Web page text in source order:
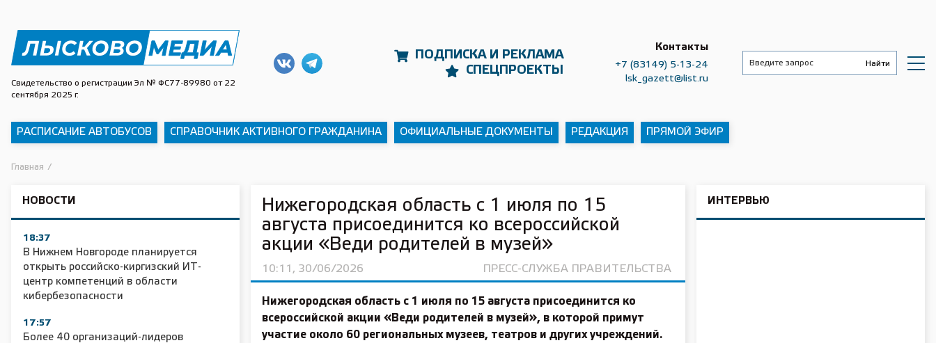
Свидетельство о регистрации Эл № ФС77-89980 от 22
сентября 2025 г.
ПОДПИСКА И РЕКЛАМА
СПЕЦПРОЕКТЫ
Контакты
+7 (83149) 5-13-24
lsk_gazett@list.ru
РАСПИСАНИЕ АВТОБУСОВ СПРАВОЧНИК АКТИВНОГО ГРАЖДАНИНА ОФИЦИАЛЬНЫЕ ДОКУМЕНТЫ РЕДАКЦИЯ ПРЯМОЙ ЭФИР
Главная /
НОВОСТИ
18:37
В Нижнем Новгороде планируется
открыть российско-киргизский ИТ-
центр компетенций в области
кибербезопасности
17:57
Более 40 организаций-лидеров
Нижегородская область с 1 июля по 15
августа присоединится ко всероссийской
акции «Веди родителей в музей»
10:11, 30/06/2026 ПРЕСС-СЛУЖБА ПРАВИТЕЛЬСТВА
Нижегородская область с 1 июля по 15 августа присоединится ко
всероссийской акции «Веди родителей в музей», в которой примут
участие около 60 региональных музеев, театров и других учреждений.
ИНТЕРВЬЮ